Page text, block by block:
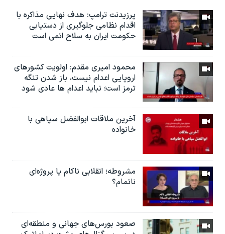
پرزیدنت ترامپ: هدف نهایی مذاکره با
اقدام نظامی جلوگیری از دستیابی
حکومت ایران به سلاح اتمی است
محمود امیری مقدم: اولویت کشورهای
اروپایی اعدام نیست، باز شدن تنگه
ترمز است؛ نباید اعدام ها عادی شود
آخرین ملاقات ابوالفضل سپاهی با
خانواده
مشروطه؛ انقلابى ناكام یا پروژه‌ای
نا‌تمام؟
صعود بورس‌های جهانی و منطقه‌ای